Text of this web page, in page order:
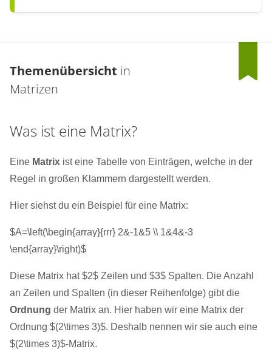
Themenübersicht in
Matrizen
Was ist eine Matrix?
Eine Matrix ist eine Tabelle von Einträgen, welche in der
Regel in großen Klammern dargestellt werden.
Hier siehst du ein Beispiel für eine Matrix:
$A=\left(\begin{array}{rrr} 2&-1&5 \\ 1&4&-3
\end{array}\right)$
Diese Matrix hat $2$ Zeilen und $3$ Spalten. Die Anzahl
an Zeilen und Spalten (in dieser Reihenfolge) gibt die
Ordnung der Matrix an. Hier haben wir eine Matrix der
Ordnung $(2\times 3)$. Deshalb nennen wir sie auch eine
$(2\times 3)$-Matrix.